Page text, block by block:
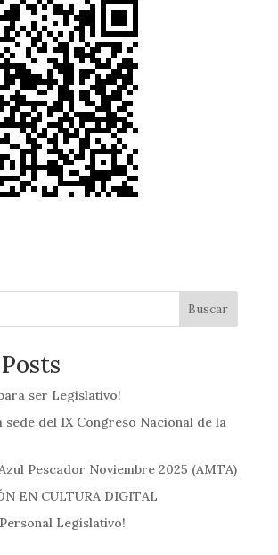
Buscar
ser Legislativo!
sede del IX Congreso Nacional de la
Pescador Noviembre 2025 (AMTA)
EN CULTURA DIGITAL
Legislativo!